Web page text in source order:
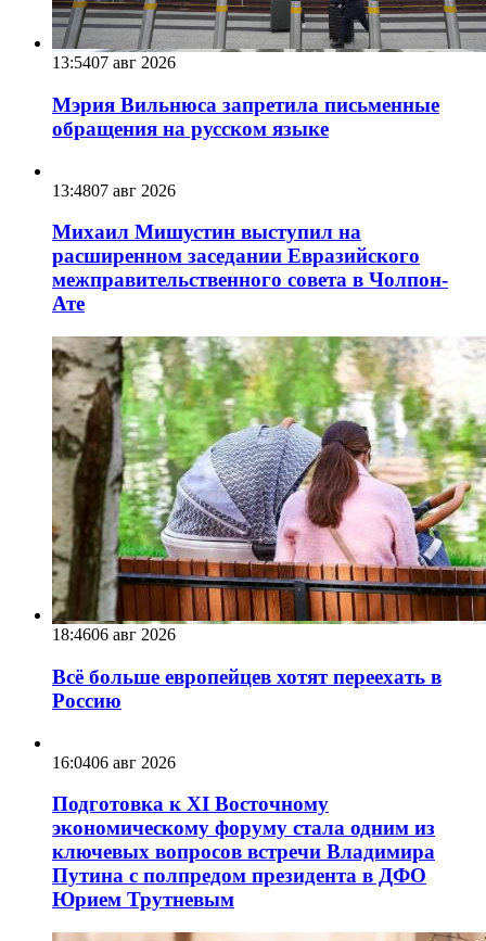
13:5407 авг 2026
Мэрия Вильнюса запретила письменные
обращения на русском языке
13:4807 авг 2026
Михаил Мишустин выступил на
расширенном заседании Евразийского
межправительственного совета в Чолпон-
Ате
18:4606 авг 2026
Всё больше европейцев хотят переехать в
Россию
16:0406 авг 2026
Подготовка к XI Восточному
экономическому форуму стала одним из
ключевых вопросов встречи Владимира
Путина с полпредом президента в ДФО
Юрием Трутневым